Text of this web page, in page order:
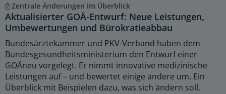
Zentrale Änderungen im Überblick
Aktualisierter GOÄ-Entwurf: Neue Leistungen,
Umbewertungen und Bürokratieabbau
Bundesärztekammer und PKV-Verband haben dem
Bundesgesundheitsministerium den Entwurf einer
GOÄneu vorgelegt. Er nimmt innovative medizinische
Leistungen auf – und bewertet einige andere um. Ein
Überblick mit Beispielen dazu, was sich ändern soll.